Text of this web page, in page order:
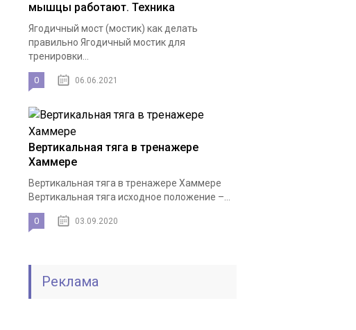
мышцы работают. Техника
Ягодичный мост (мостик) как делать
правильно Ягодичный мостик для
тренировки...
0 06.06.2021
Вертикальная тяга в тренажере
Хаммере
Вертикальная тяга в тренажере Хаммере
Вертикальная тяга исходное положение –...
0 03.09.2020
Реклама